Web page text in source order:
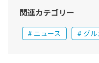
関連カテゴリー
ニュース グル